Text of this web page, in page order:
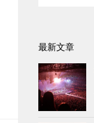
最新文章